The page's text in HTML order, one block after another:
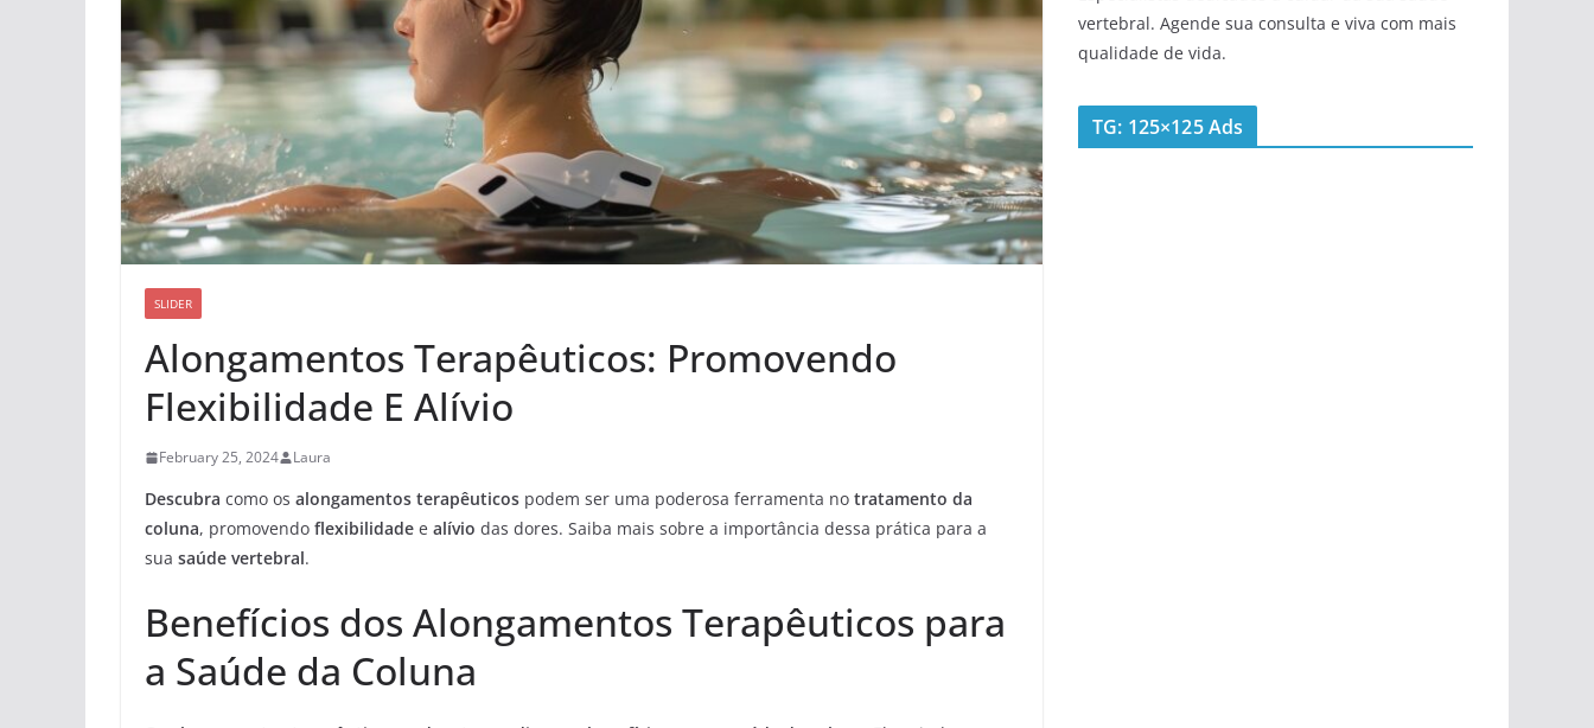
SLIDER
Alongamentos Terapêuticos: Promovendo
Flexibilidade E Alívio
February 25, 2024 Laura
Descubra como os alongamentos terapêuticos podem ser uma poderosa ferramenta no tratamento da
coluna, promovendo flexibilidade e alívio das dores. Saiba mais sobre a importância dessa prática para a
sua saúde vertebral.
Benefícios dos Alongamentos Terapêuticos para
a Saúde da Coluna
vertebral. Agende sua consulta e viva com mais
qualidade de vida.
TG: 125×125 Ads